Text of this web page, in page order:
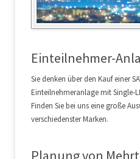
Einteilnehmer-
Sie denken über den Kauf einer
Einteilnehmeranlage mit Single-
Finden Sie bei uns eine große
verschiedenster Marken.
Planung von